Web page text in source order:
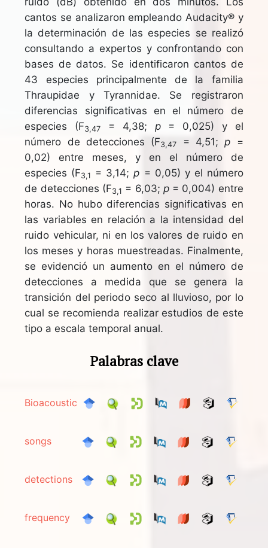
cantos se analizaron empleando Audacity® y
la determinación de las especies se realizó
consultando a expertos y confrontando con
bases de datos. Se identificaron cantos de
43 especies principalmente de la familia
Thraupidae y Tyrannidae. Se registraron
diferencias significativas en el número de
especies (F3,47 = 4,38; p= 0,025) y el
número de detecciones (F3,47 = 4,51;p =
0,02) entre meses, y en el número de
especies (F3,1 = 3,14;p = 0,05) y el número
de detecciones (F3,1 = 6,03; p= 0,004) entre
horas. No hubo diferencias significativas en
las variables en relación a la intensidad del
ruido vehicular, ni en los valores de ruido en
los meses y horas muestreadas. Finalmente,
se evidenció un aumento en el número de
detecciones a medida que se genera la
transición del periodo seco al lluvioso, por lo
cual se recomienda realizar estudios de este
tipo a escala temporal anual.
Palabras clave
Bioacoustic
songs
detections
frequency